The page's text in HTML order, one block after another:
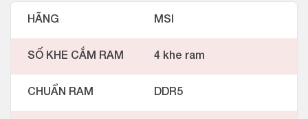
HÃNG MSI
SỐ KHE CẮM RAM 4 khe ram
CHUẨN RAM DDR5